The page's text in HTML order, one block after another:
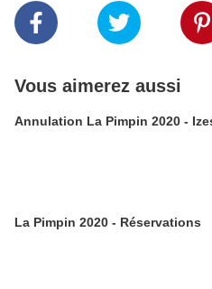
Vous aimerez aussi
Annulation La Pimpin 2020 -
La Pimpin 2020 - Réservations